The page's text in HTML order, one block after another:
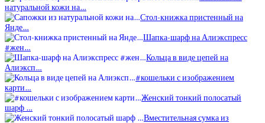
натуральной кожи на…
Стол-книжка пристенный на
Янде…
Шапка-шарф на Алиэкспресс
#жен…
Кольца в виде цепей на
Алиэксп…
#кошельки с изображением
карти…
Женский тонкий полосатый
шарф …
Вместительная сумка из